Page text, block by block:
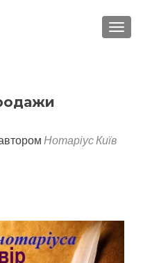
Нотаріус Київ